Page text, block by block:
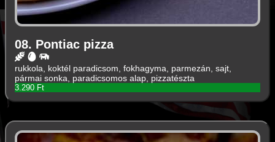
08. Pontiac pizza
rukkola, koktél paradicsom, fokhagyma, parmezán, sajt,
pármai sonka, paradicsomos alap, pizzatészta
3.290 Ft